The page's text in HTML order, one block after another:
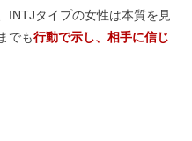
INTJタイプの女性は本質を見
でも行動で示し、相手に信じ